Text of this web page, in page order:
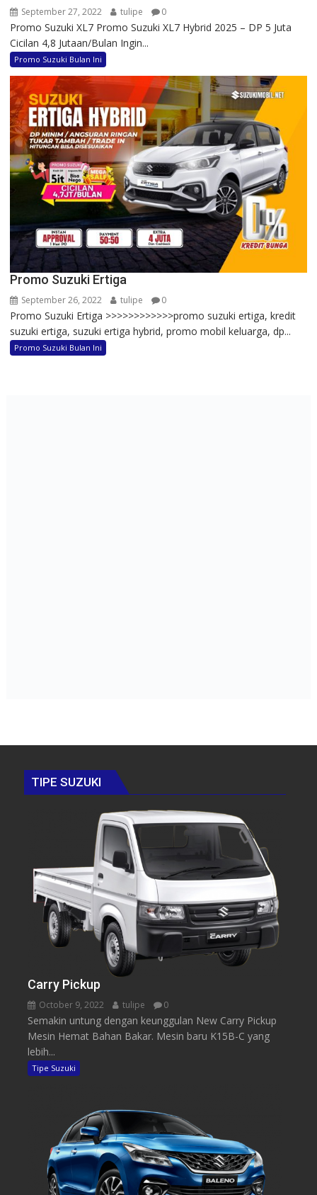
September 27, 2022 tulipe 0
Promo Suzuki XL7 Promo Suzuki XL7 Hybrid 2025 – DP 5 Juta
Cicilan 4,8 Jutaan/Bulan Ingin...
Promo Suzuki Bulan Ini
Promo Suzuki Ertiga
September 26, 2022 tulipe 0
Promo Suzuki Ertiga >>>>>>>>>>>>promo suzuki ertiga, kredit
suzuki ertiga, suzuki ertiga hybrid, promo mobil keluarga, dp...
Promo Suzuki Bulan Ini
TIPE SUZUKI
Carry Pickup
October 9, 2022 tulipe 0
Semakin untung dengan keunggulan New Carry Pickup
Mesin Hemat Bahan Bakar. Mesin baru K15B-C yang
lebih...
Tipe Suzuki